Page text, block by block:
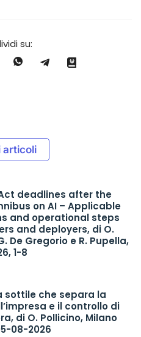
su:
articoli
deadlines after the
on AI – Applicable
and operational steps
and deployers, di O.
De Gregorio e R. Pupella,
1-8
sottile che separa la
e il controllo di
di O. Pollicino, Milano
08-2026